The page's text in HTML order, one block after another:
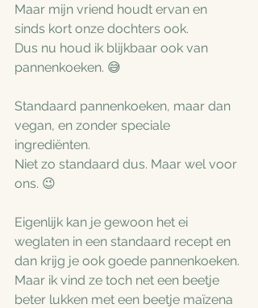
Maar mijn vriend houdt ervan en
sinds kort onze dochters ook.
Dus nu houd ik blijkbaar ook van
pannenkoeken. 😅
Standaard pannenkoeken, maar dan
vegan, en zonder speciale
ingrediënten.
Niet zo standaard dus. Maar wel voor
ons. 😉
Eigenlijk kan je gewoon het ei
weglaten in een standaard recept en
dan krijg je ook goede pannenkoeken.
Maar ik vind ze toch net een beetje
beter lukken met een beetje maïzena